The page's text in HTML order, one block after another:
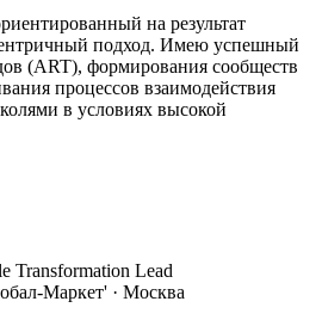
на результат
подход. Имею успешный
(ART), формирования сообществ
процессов взаимодействия
в условиях высокой
Transformation Lead
Маркет' · Москва